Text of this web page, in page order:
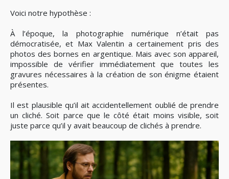
Voici notre hypothèse :
À l’époque, la photographie numérique n’était pas
démocratisée, et Max Valentin a certainement pris des
photos des bornes en argentique. Mais avec son appareil,
impossible de vérifier immédiatement que toutes les
gravures nécessaires à la création de son énigme étaient
présentes.
Il est plausible qu’il ait accidentellement oublié de prendre
un cliché. Soit parce que le côté était moins visible, soit
juste parce qu’il y avait beaucoup de clichés à prendre.